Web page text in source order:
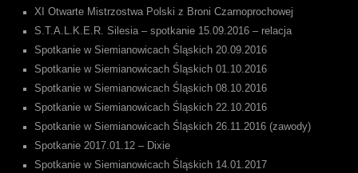
XI Otwarte Mistrzostwa Polski z Broni Czarnoprochowej
S.T.A.L.K.E.R. Silesia – spotkanie 15.09.2016 – relacja
Spotkanie w Siemianowicach Śląskich 20.09.2016
Spotkanie w Siemianowicach Śląskich 01.10.2016
Spotkanie w Siemianowicach Śląskich 08.10.2016
Spotkanie w Siemianowicach Śląskich 22.10.2016
Spotkanie w Siemianowicach Śląskich 26.11.2016 (zawody)
Spotkanie 2017.01.12 – Dixie
Spotkanie w Siemianowicach Śląskich 14.01.2017